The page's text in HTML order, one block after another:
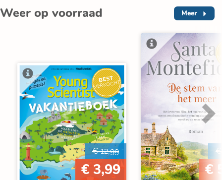
Weer op voorraad Meer
BEST
VERKOCHT
€ 12,99
€ 3,99
€
€